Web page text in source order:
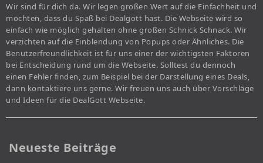
Wir sind für dich da. Wir legen großen Wert auf die Einfachheit und
möchten, dass du Spaß bei Dealgott hast. Die Webseite wird so
einfach wie möglich gehalten ohne großen Schnick Schnack. Wir
verzichten auf die Einblendung von Popups oder Ähnliches. Die
Benutzerfreundlichkeit ist für uns einer der wichtigsten Faktoren
bei Entscheidung rund um die Webseite. Solltest du dennoch
einen Fehler finden, zum Beispiel bei der Darstellung eines Deals,
dann kontaktiere uns gerne. Wir freuen uns auch über Vorschläge
und Ideen für die DealGott Webseite.
Neueste Beiträge